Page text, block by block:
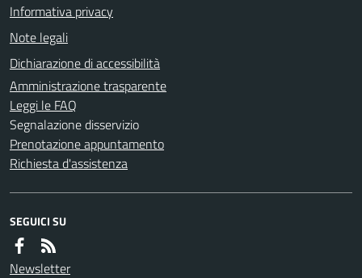
Informativa privacy
Note legali
Dichiarazione di accessibilità
Amministrazione trasparente
Leggi le FAQ
Segnalazione disservizio
Prenotazione appuntamento
Richiesta d'assistenza
SEGUICI SU
Newsletter